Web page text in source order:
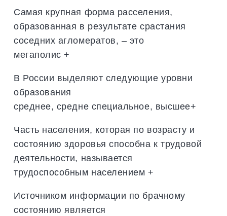
Самая крупная форма расселения,
образованная в результате срастания
соседних агломератов, – это
мегаполис +
В России выделяют следующие уровни
образования
среднее, средне специальное, высшее+
Часть населения, которая по возрасту и
состоянию здоровья способна к трудовой
деятельности, называется
трудоспособным населением +
Источником информации по брачному
состоянию является